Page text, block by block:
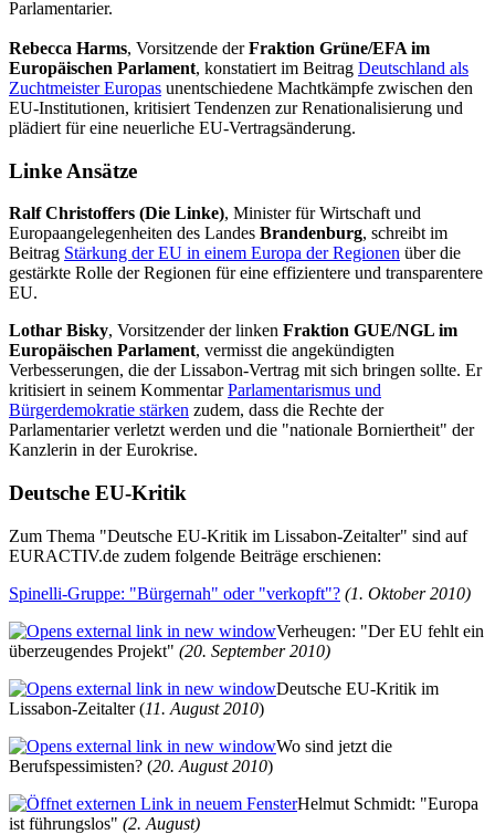
Parlamentarier.
Rebecca Harms, Vorsitzende derFraktion Grüne/EFA im
Europäischen Parlament, konstatiert im Beitrag Deutschland als
Zuchtmeister Europas unentschiedene Machtkämpfe zwischen den
EU-Institutionen, kritisiert Tendenzen zur Renationalisierung und
plädiert für eine neuerliche EU-Vertragsänderung.
Linke Ansätze
Ralf Christoffers (Die Linke), Minister für Wirtschaft und
Europaangelegenheiten des Landes Brandenburg, schreibt im
Beitrag Stärkung der EU in einem Europa der Regionen über die
gestärkte Rolle der Regionen für eine effizientere und transparentere
EU.
Lothar Bisky, Vorsitzender der linken Fraktion GUE/NGL im
Europäischen Parlament, vermisst die angekündigten
Verbesserungen, die der Lissabon-Vertrag mit sich bringen sollte. Er
kritisiert in seinem KommentarParlamentarismus und
Bürgerdemokratie stärken zudem, dass die Rechte der
Parlamentarier verletzt werden und die "nationale Borniertheit" der
Kanzlerin in der Eurokrise.
Deutsche EU-Kritik
Zum Thema "Deutsche EU-Kritik im Lissabon-Zeitalter" sind auf
EURACTIV.de zudem folgende Beiträge erschienen:
Spinelli-Gruppe: "Bürgernah" oder "verkopft"? (1. Oktober 2010)
Verheugen: "Der EU fehlt ein
überzeugendes Projekt" (20. September 2010)
Deutsche EU-Kritik im
Lissabon-Zeitalter (11. August 2010)
Wo sind jetzt die
Berufspessimisten? (20. August 2010)
Helmut Schmidt: "Europa
ist führungslos" (2. August)